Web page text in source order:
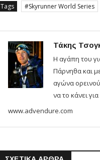
Tags Skyrunner World Series
Τάκης
Η αγάπη του
Πάρνηθα και
αγώνα
να το κάνει
www.advendure.com